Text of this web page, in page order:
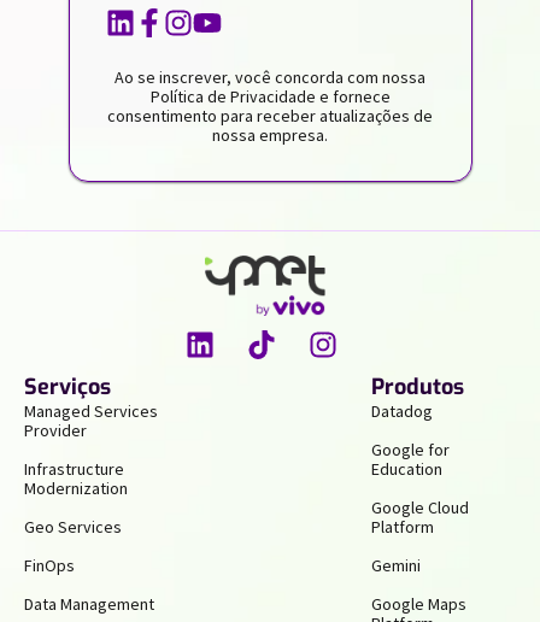
Ao se inscrever, você concorda com nossa
Política de Privacidade e fornece
consentimento para receber atualizações de
nossa empresa.
Serviços
Managed Services
Provider
Infrastructure
Modernization
Geo Services
FinOps
Data Management
Produtos
Datadog
Google for
Education
Google Cloud
Platform
Gemini
Google Maps